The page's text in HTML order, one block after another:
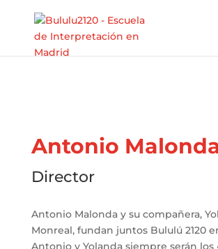
Antonio
Director
Antonio Malonda y su compañera,
Monreal, fundan juntos Bululú 2120
Antonio y Yolanda siempre serán los